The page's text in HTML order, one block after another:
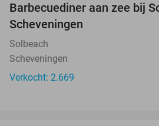
Barbecuediner aan zee bij
Scheveningen
Solbeach
Scheveningen
Verkocht: 2.669